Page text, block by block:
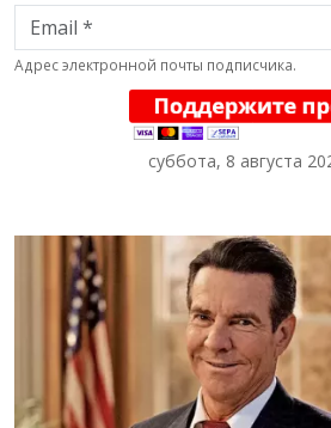
Email
Адрес электронной почты подписчика.
суббота, 8 августа